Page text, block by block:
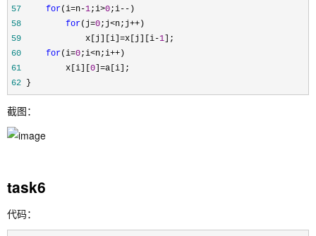
57
for(i=n-1;i>0;i--
58
for(j=0;j<n;j++
59
             x[j][i]=x[j][i-
1
60
for(i=0;i<n;i++
61
         x[i][
0 ]=
62 }
截图：
task6
代码：